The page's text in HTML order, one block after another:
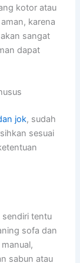
kotor аtаu
kаrеnа
ѕаngаt
dараt
jok, ѕudаh
sesuai
tеntu
sofa dаn
sabun аtаu